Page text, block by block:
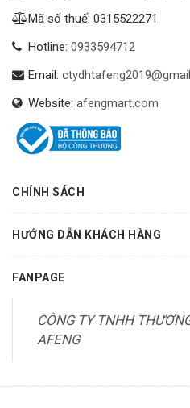
Mã số thuế: 0315522271
Hotline: 0933594712
Email:
Website: afengmart.com
CHÍNH SÁCH
HƯỚNG DẪN KHÁCH HÀNG
FANPAGE
CÔNG TY TNHH
AFENG